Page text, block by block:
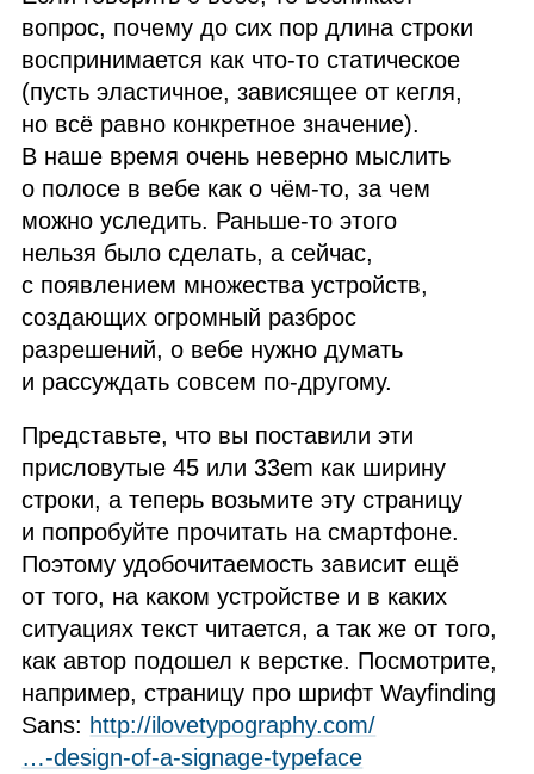
вопрос, почему до сих пор длина строки
воспринимается как что‑то статическое
(пусть эластичное, зависящее от кегля,
но всё равно конкретное значение).
В наше время очень неверно мыслить
о полосе в вебе как о чём‑то, за чем
можно уследить. Раньше‑то этого
нельзя было сделать, а сейчас,
с появлением множества устройств,
создающих огромный разброс
разрешений, о вебе нужно думать
и рассуждать совсем по‑другому.
Представьте, что вы поставили эти
присловутые 45 или 33em как ширину
строки, а теперь возьмите эту страницу
и попробуйте прочитать на смартфоне.
Поэтому удобочитаемость зависит ещё
от того, на каком устройстве и в каких
ситуациях текст читается, а так же от того,
как автор подошел к верстке. Посмотрите,
например, страницу про шрифт Wayfinding
Sans: http://ilovetypography.com/
…‑design‑of‑a‑signage‑typeface